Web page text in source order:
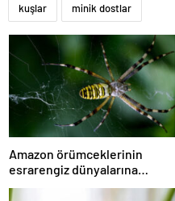
kuşlar minik dostlar
Amazon örümceklerinin
esrarengiz dünyalarına
gitmeye hazır olun.